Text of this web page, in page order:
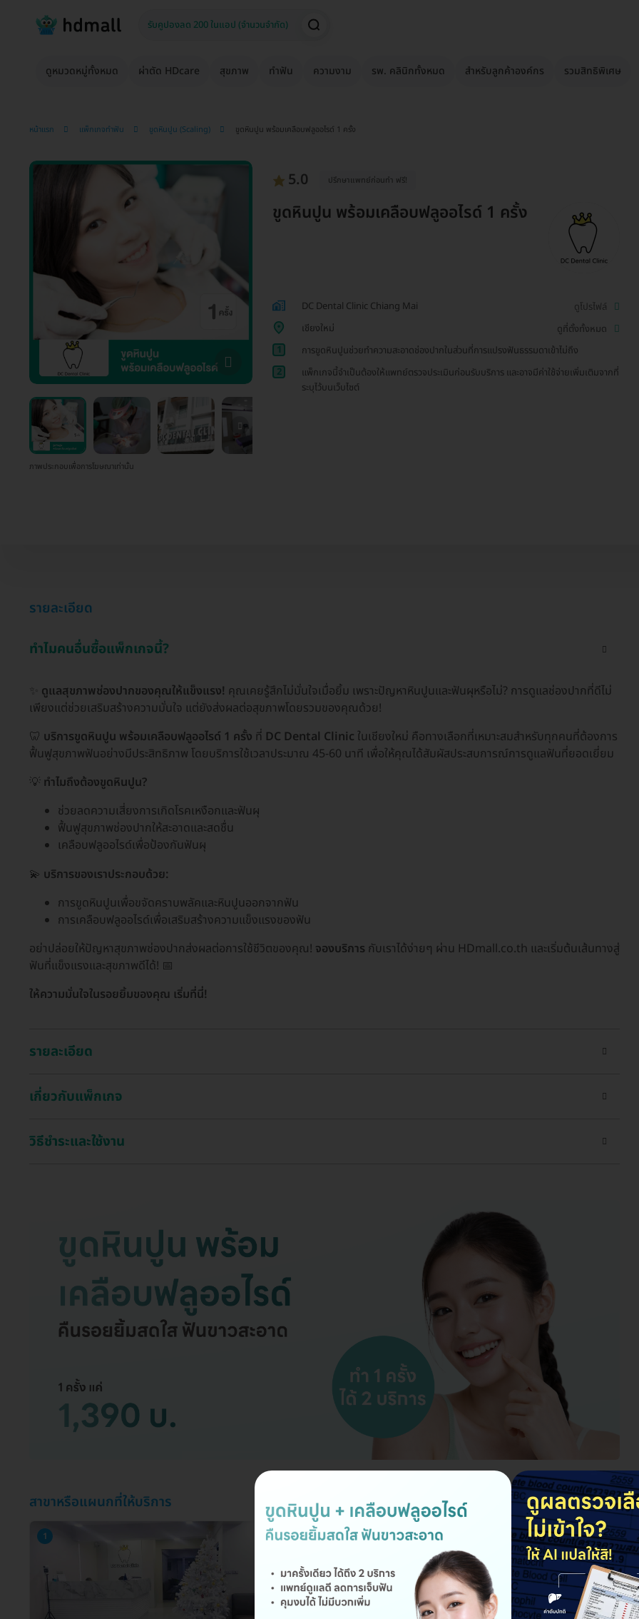
ดูหมวดหมู่ทั้งหมด ผ่าตัด HDcare สุขภาพ ทำฟัน ความงาม รพ. คลินิกทั้งหมด สำหรับลูกค้าองค์กร รวมสิทธิพิเศษ
หน้าแรก แพ็กเกจทำฟัน ขูดหินปูน (Scaling) ขูดหินปูน พร้อมเคลือบฟลูออไรด์ 1 ครั้ง
ภาพประกอบเพื่อการโฆษณาเท่านั้น
5.0 ปรึกษาแพทย์ก่อนทำ ฟรี!
ขูดหินปูน พร้อมเคลือบฟลูออไรด์ 1 ครั้ง
DC Dental Clinic Chiang Mai
ดูโปรไฟล์
เชียงใหม่
ดูที่ตั้งทั้งหมด
1
การขูดหินปูนช่วยทำความสะอาดช่องปากในส่วนที่การแปรงฟันธรรมดาเข้าไม่ถึง
2
แพ็กเกจนี้จำเป็นต้องให้แพทย์ตรวจประเมินก่อนรับบริการ และอาจมีค่าใช้จ่ายเพิ่มเติมจากที่
ระบุไว้บนเว็บไซต์
รายละเอียด
ทำไมคนอื่นซื้อแพ็กเกจนี้?
ดูแลสุขภาพช่องปากของคุณให้แข็งแรง! คุณเคยรู้สึกไม่มั่นใจเมื่อยิ้ม เพราะปัญหาหินปูนและฟันผุหรือไม่? การดูแลช่องปากที่ดีไม่
เพียงแต่ช่วยเสริมสร้างความมั่นใจ แต่ยังส่งผลต่อสุขภาพโดยรวมของคุณด้วย!
🦷 บริการขูดหินปูน พร้อมเคลือบฟลูออไรด์ 1 ครั้ง ที่ DC Dental Clinic ในเชียงใหม่ คือทางเลือกที่เหมาะสมสำหรับทุกคนที่ต้องการ
ฟื้นฟูสุขภาพฟันอย่างมีประสิทธิภาพ โดยบริการใช้เวลาประมาณ 45-60 นาที เพื่อให้คุณได้สัมผัสประสบการณ์การดูแลฟันที่ยอดเยี่ยม
💡 ทำไมถึงต้องขูดหินปูน?
ช่วยลดความเสี่ยงการเกิดโรคเหงือกและฟันผุ
ฟื้นฟูสุขภาพช่องปากให้สะอาดและสดชื่น
เคลือบฟลูออไรด์เพื่อป้องกันฟันผุ
💫 บริการของเราประกอบด้วย:
การขูดหินปูนเพื่อขจัดคราบพลัคและหินปูนออกจากฟัน
การเคลือบฟลูออไรด์เพื่อเสริมสร้างความแข็งแรงของฟัน
อย่าปล่อยให้ปัญหาสุขภาพช่องปากส่งผลต่อการใช้ชีวิตของคุณ! จองบริการ กับเราได้ง่ายๆ ผ่าน HDmall.co.th และเริ่มต้นเส้นทางสู่
ฟันที่แข็งแรงและสุขภาพดีได้! 📅
ให้ความมั่นใจในรอยยิ้มของคุณ เริ่มที่นี่!
รายละเอียด
เกี่ยวกับแพ็กเกจ
วิธีชำระและใช้งาน
สาขาหรือแผนกที่ให้บริการ
1